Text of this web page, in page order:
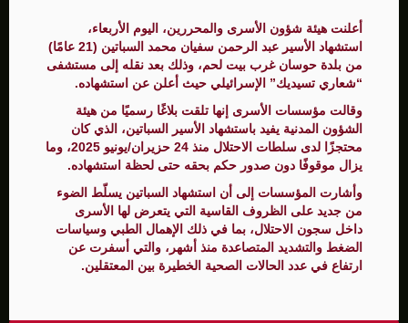
أعلنت هيئة شؤون الأسرى والمحررين، اليوم الأربعاء،
استشهاد الأسير عبد الرحمن سفيان محمد السباتين (21 عامًا)
من بلدة حوسان غرب بيت لحم، وذلك بعد نقله إلى مستشفى
“شعاري تسيديك” الإسرائيلي حيث أعلن عن استشهاده.
وقالت مؤسسات الأسرى إنها تلقت بلاغًا رسميًا من هيئة
الشؤون المدنية يفيد باستشهاد الأسير السباتين، الذي كان
محتجزًا لدى سلطات الاحتلال منذ 24 حزيران/يونيو 2025، وما
يزال موقوفًا دون صدور حكم بحقه حتى لحظة استشهاده.
وأشارت المؤسسات إلى أن استشهاد السباتين يسلّط الضوء
من جديد على الظروف القاسية التي يتعرض لها الأسرى
داخل سجون الاحتلال، بما في ذلك الإهمال الطبي وسياسات
الضغط والتشديد المتصاعدة منذ أشهر، والتي أسفرت عن
ارتفاع في عدد الحالات الصحية الخطيرة بين المعتقلين.